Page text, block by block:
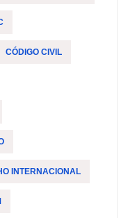
CÓDIGO CIVIL
INTERNACIONAL